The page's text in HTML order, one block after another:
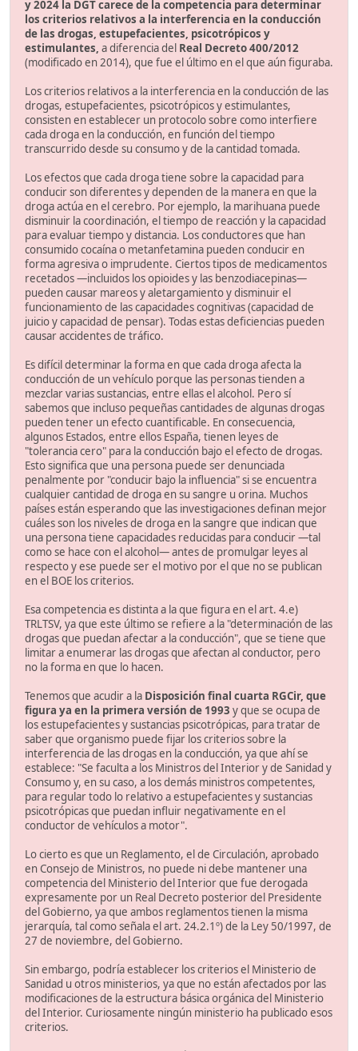
y 2024 la DGT carece de la competencia para determinar
los criterios relativos a la interferencia en la conducción
de las drogas, estupefacientes, psicotrópicos y
estimulantes, a diferencia del Real Decreto 400/2012
(modificado en 2014), que fue el último en el que aún figuraba.
Los criterios relativos a la interferencia en la conducción de las
drogas, estupefacientes, psicotrópicos y estimulantes,
consisten en establecer un protocolo sobre como interfiere
cada droga en la conducción, en función del tiempo
transcurrido desde su consumo y de la cantidad tomada.
Los efectos que cada droga tiene sobre la capacidad para
conducir son diferentes y dependen de la manera en que la
droga actúa en el cerebro. Por ejemplo, la marihuana puede
disminuir la coordinación, el tiempo de reacción y la capacidad
para evaluar tiempo y distancia. Los conductores que han
consumido cocaína o metanfetamina pueden conducir en
forma agresiva o imprudente. Ciertos tipos de medicamentos
recetados —incluidos los opioides y las benzodiacepinas—
pueden causar mareos y aletargamiento y disminuir el
funcionamiento de las capacidades cognitivas (capacidad de
juicio y capacidad de pensar). Todas estas deficiencias pueden
causar accidentes de tráfico.
Es difícil determinar la forma en que cada droga afecta la
conducción de un vehículo porque las personas tienden a
mezclar varias sustancias, entre ellas el alcohol. Pero sí
sabemos que incluso pequeñas cantidades de algunas drogas
pueden tener un efecto cuantificable. En consecuencia,
algunos Estados, entre ellos España, tienen leyes de
"tolerancia cero" para la conducción bajo el efecto de drogas.
Esto significa que una persona puede ser denunciada
penalmente por "conducir bajo la influencia" si se encuentra
cualquier cantidad de droga en su sangre u orina. Muchos
países están esperando que las investigaciones definan mejor
cuáles son los niveles de droga en la sangre que indican que
una persona tiene capacidades reducidas para conducir —tal
como se hace con el alcohol— antes de promulgar leyes al
respecto y ese puede ser el motivo por el que no se publican
en el BOE los criterios.
Esa competencia es distinta a la que figura en el art. 4.e)
TRLTSV, ya que este último se refiere a la "determinación de las
drogas que puedan afectar a la conducción", que se tiene que
limitar a enumerar las drogas que afectan al conductor, pero
no la forma en que lo hacen.
Tenemos que acudir a la Disposición final cuarta RGCir, que
figura ya en la primera versión de 1993 y que se ocupa de
los estupefacientes y sustancias psicotrópicas, para tratar de
saber que organismo puede fijar los criterios sobre la
interferencia de las drogas en la conducción, ya que ahí se
establece: "Se faculta a los Ministros del Interior y de Sanidad y
Consumo y, en su caso, a los demás ministros competentes,
para regular todo lo relativo a estupefacientes y sustancias
psicotrópicas que puedan influir negativamente en el
conductor de vehículos a motor".
Lo cierto es que un Reglamento, el de Circulación, aprobado
en Consejo de Ministros, no puede ni debe mantener una
competencia del Ministerio del Interior que fue derogada
expresamente por un Real Decreto posterior del Presidente
del Gobierno, ya que ambos reglamentos tienen la misma
jerarquía, tal como señala el art. 24.2.1º) de la Ley 50/1997, de
27 de noviembre, del Gobierno.
Sin embargo, podría establecer los criterios el Ministerio de
Sanidad u otros ministerios, ya que no están afectados por las
modificaciones de la estructura básica orgánica del Ministerio
del Interior. Curiosamente ningún ministerio ha publicado esos
criterios.